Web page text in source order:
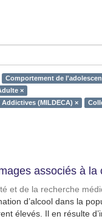
Comportement de
×
(MILDECA) ×
associés à la
et de la recherche
d’alcool dans la
élevés. Il en résulte